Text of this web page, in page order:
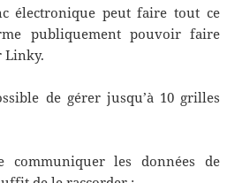
électronique peut faire tout ce
publiquement pouvoir faire
Linky.
de gérer jusqu’à 10 grilles
communiquer les données de